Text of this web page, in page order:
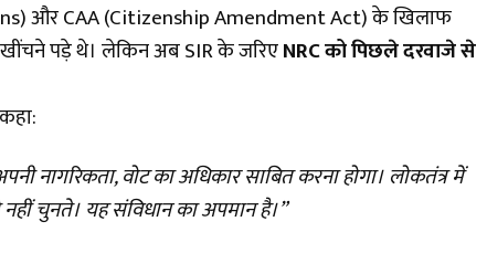
और CAA (Citizenship Amendment Act) के खिलाफ
पड़े थे। लेकिन अब SIR के जरिएNRC को पिछले दरवाजे से
नागरिकता, वोट का अधिकार साबित करना होगा। लोकतंत्र में
चुनते। यह संविधान का अपमान है।”